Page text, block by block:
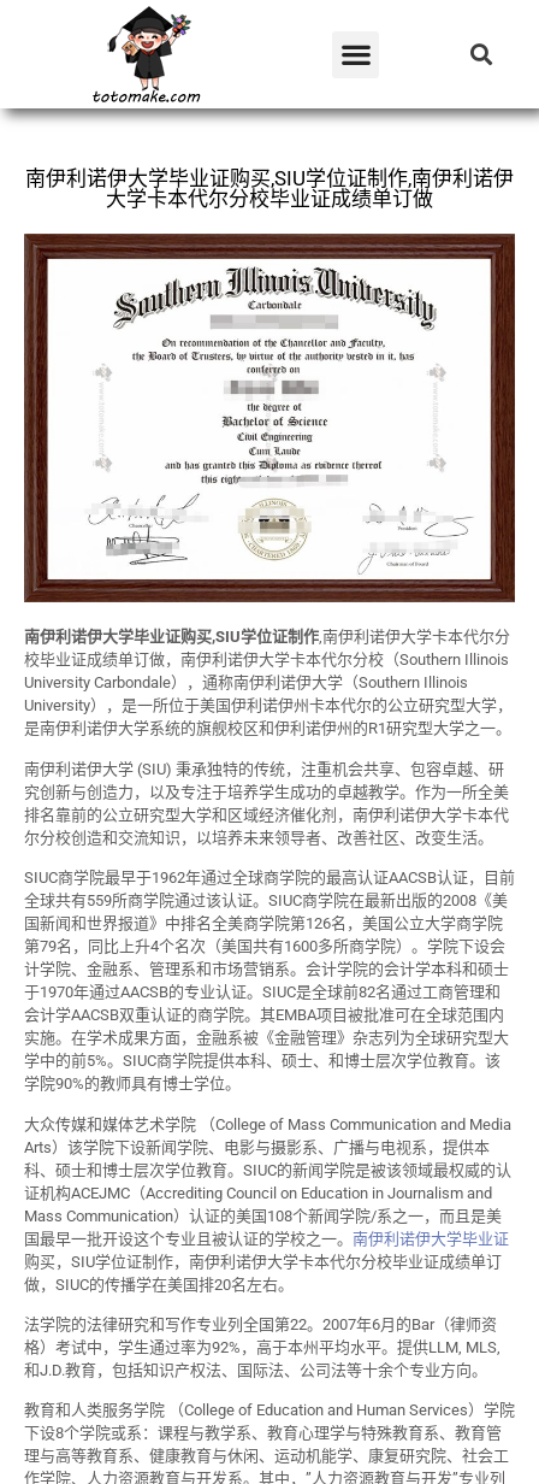
南伊利诺伊大学毕业证购买,SIU学位证制作,南伊利诺伊
大学卡本代尔分校毕业证成绩单订做
南伊利诺伊大学毕业证购买,SIU学位证制作,南伊利诺伊大学卡本代尔分
校毕业证成绩单订做，南伊利诺伊大学卡本代尔分校（Southern Illinois
University Carbondale），通称南伊利诺伊大学（Southern Illinois
University），是一所位于美国伊利诺伊州卡本代尔的公立研究型大学，
是南伊利诺伊大学系统的旗舰校区和伊利诺伊州的R1研究型大学之一。
南伊利诺伊大学 (SIU) 秉承独特的传统，注重机会共享、包容卓越、研
究创新与创造力，以及专注于培养学生成功的卓越教学。作为一所全美
排名靠前的公立研究型大学和区域经济催化剂，南伊利诺伊大学卡本代
尔分校创造和交流知识，以培养未来领导者、改善社区、改变生活。
SIUC商学院最早于1962年通过全球商学院的最高认证AACSB认证，目前
全球共有559所商学院通过该认证。SIUC商学院在最新出版的2008《美
国新闻和世界报道》中排名全美商学院第126名，美国公立大学商学院
第79名，同比上升4个名次（美国共有1600多所商学院）。学院下设会
计学院、金融系、管理系和市场营销系。会计学院的会计学本科和硕士
于1970年通过AACSB的专业认证。SIUC是全球前82名通过工商管理和
会计学AACSB双重认证的商学院。其EMBA项目被批准可在全球范围内
实施。在学术成果方面，金融系被《金融管理》杂志列为全球研究型大
学中的前5%。SIUC商学院提供本科、硕士、和博士层次学位教育。该
学院90%的教师具有博士学位。
大众传媒和媒体艺术学院 （College of Mass Communication and Media
Arts）该学院下设新闻学院、电影与摄影系、广播与电视系，提供本
科、硕士和博士层次学位教育。SIUC的新闻学院是被该领域最权威的认
证机构ACEJMC（Accrediting Council on Education in Journalism and
Mass Communication）认证的美国108个新闻学院/系之一，而且是美
国最早一批开设这个专业且被认证的学校之一。 南伊利诺伊大学毕业证
购买，SIU学位证制作，南伊利诺伊大学卡本代尔分校毕业证成绩单订
做，SIUC的传播学在美国排20名左右。
法学院的法律研究和写作专业列全国第22。2007年6月的Bar（律师资
格）考试中，学生通过率为92%，高于本州平均水平。提供LLM, MLS,
和J.D.教育，包括知识产权法、国际法、公司法等十余个专业方向。
教育和人类服务学院 （College of Education and Human Services）学院
下设8个学院或系：课程与教学系、教育心理学与特殊教育系、教育管
理与高等教育系、健康教育与休闲、运动机能学、康复研究院、社会工
作学院、人力资源教育与开发系。其中，”人力资源教育与开发”专业列